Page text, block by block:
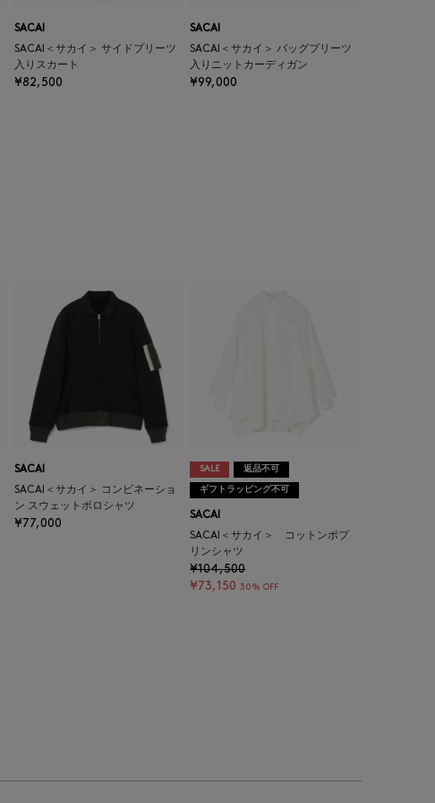
SACAI
SACAI＜サカイ＞ サイドプリーツ
入りスカート
¥82,500
SACAI
SACAI＜サカイ＞ バッグプリーツ
入りニットカーディガン
¥99,000
SACAI
SACAI＜サカイ＞ コンビネーショ
ン スウェットポロシャツ
¥77,000
SALE 返品不可
ギフトラッピング不可
SACAI
SACAI＜サカイ＞ コットンポプ
リンシャツ
¥104,500
¥73,150 30% OFF